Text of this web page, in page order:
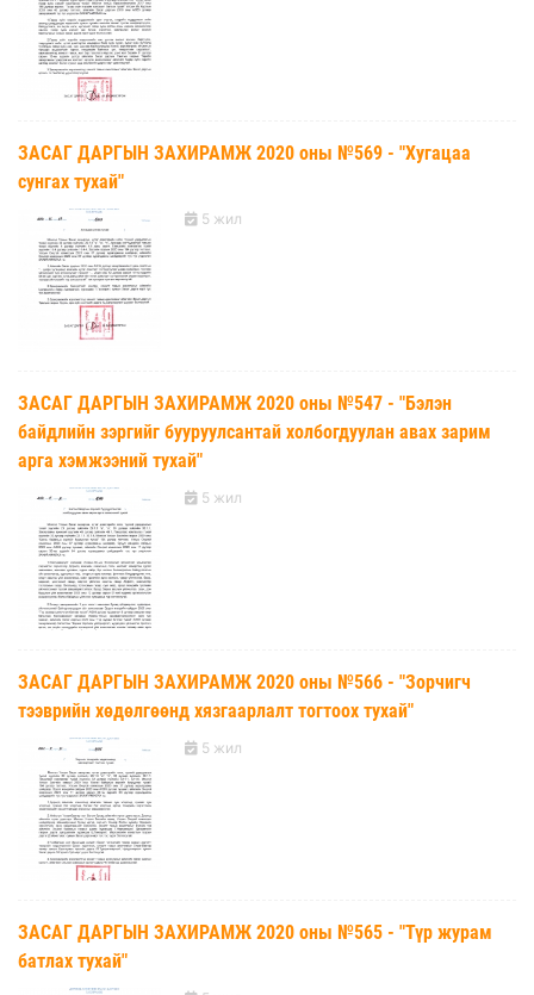
ЗАСАГ ДАРГЫН ЗАХИРАМЖ 2020 оны №569 - "Хугацаа
сунгах тухай"
5 жил
ЗАСАГ ДАРГЫН ЗАХИРАМЖ 2020 оны №547 - "Бэлэн
байдлийн зэргийг бууруулсантай холбогдуулан авах зарим
арга хэмжээний тухай"
5 жил
ЗАСАГ ДАРГЫН ЗАХИРАМЖ 2020 оны №566 - "Зорчигч
тээврийн хөдөлгөөнд хязгаарлалт тогтоох тухай"
5 жил
ЗАСАГ ДАРГЫН ЗАХИРАМЖ 2020 оны №565 - "Түр журам
батлах тухай"